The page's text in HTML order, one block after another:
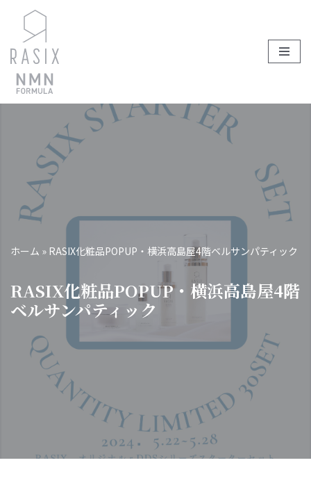
ン
テ
ン
ツ
ホーム » RASIX化粧品POPUP・横浜高島屋4階ベルサンパティック
RASIX化粧品POPUP・横浜高島屋4階
ベルサンパティック